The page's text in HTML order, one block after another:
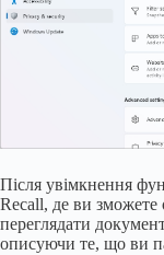
Після увімкнення
Recall, де ви
переглядати
описуючи те, що ви